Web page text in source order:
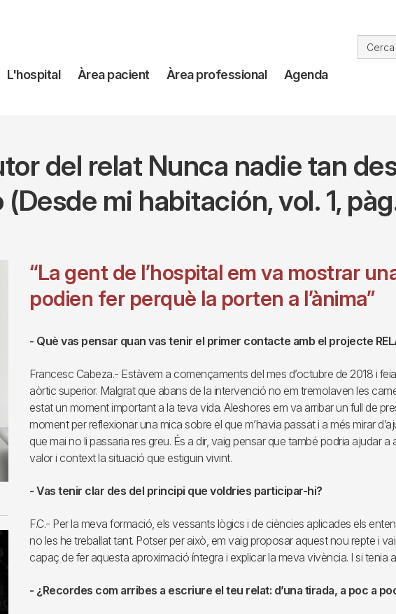
Navegación
L'hospital Àrea pacient Àrea professional Agenda
del relat Nunca nadie tan
mi habitación, vol. 1,
“La gent de l’hospital em va mostrar
podien fer perquè la porten a l’ànima”
- Què vas pensar quan vas tenir el primer contacte amb el projecte
Francesc Cabeza.- Estàvem a començaments del mes d’octubre de 2018 i
aòrtic superior. Malgrat que abans de la intervenció no em tremolaven les
estat un moment important a la teva vida. Aleshores em va arribar un full de
moment per reflexionar una mica sobre el que m’havia passat i a més mirar
que mai no li passaria res greu. És a dir, vaig pensar que també podria ajudar
valor i context la situació que estiguin vivint.
- Vas tenir clar des del principi que voldries participar-hi?
F.C.- Per la meva formació, els vessants lògics i de ciències aplicades els
no les he treballat tant. Potser per això, em vaig proposar aquest nou repte i
capaç de fer aquesta aproximació íntegra i explicar la meva vivència. I si
- ¿Recordes com arribes a escriure el teu relat: d’una tirada, a poc a